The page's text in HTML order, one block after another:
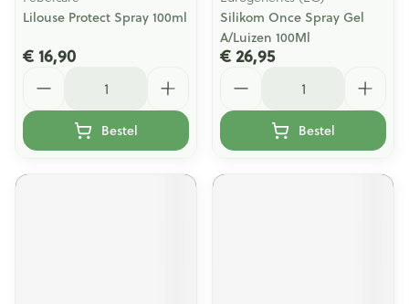
Lilouse Protect Spray 100ml
€ 16,90
Bestel
Silikom Once Spray Gel
A/Luizen 100Ml
€ 26,95
Bestel